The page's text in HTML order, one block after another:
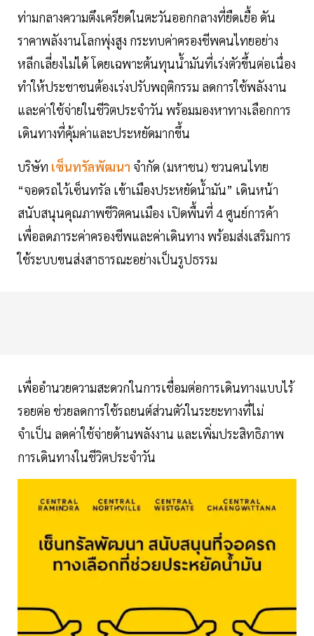
ท่ามกลางความตึงเครียดในตะวันออกกลางที่ยืดเยื้อ ดัน
ราคาพลังงานโลกพุ่งสูง กระทบค่าครองชีพคนไทยอย่าง
หลีกเลี่ยงไม่ได้ โดยเฉพาะต้นทุนน้ำมันที่เร่งตัวขึ้นต่อเนื่อง
ทำให้ประชาชนต้องเร่งปรับพฤติกรรม ลดการใช้พลังงาน
และค่าใช้จ่ายในชีวิตประจำวัน พร้อมมองหาทางเลือกการ
เดินทางที่คุ้มค่าและประหยัดมากขึ้น
บริษัท เซ็นทรัลพัฒนา จำกัด (มหาชน) ชวนคนไทย
“จอดรถไว้เซ็นทรัล เข้าเมืองประหยัดน้ำมัน” เดินหน้า
สนับสนุนคุณภาพชีวิตคนเมือง เปิดพื้นที่ 4 ศูนย์การค้า
เพื่อลดภาระค่าครองชีพและค่าเดินทาง พร้อมส่งเสริมการ
ใช้ระบบขนส่งสาธารณะอย่างเป็นรูปธรรม
เพื่ออำนวยความสะดวกในการเชื่อมต่อการเดินทางแบบไร้
รอยต่อ ช่วยลดการใช้รถยนต์ส่วนตัวในระยะทางที่ไม่
จำเป็น ลดค่าใช้จ่ายด้านพลังงาน และเพิ่มประสิทธิภาพ
การเดินทางในชีวิตประจำวัน